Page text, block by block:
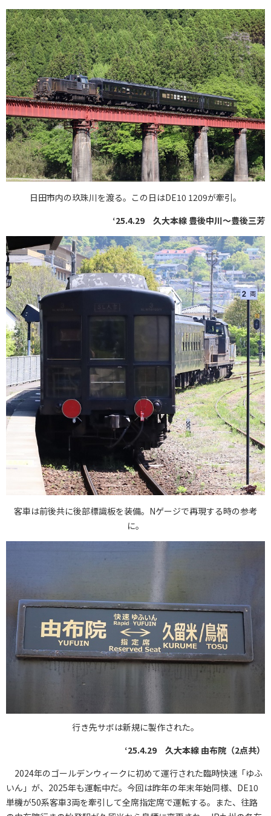
日田市内の玖珠川を渡る。この日はDE10 1209が牽引。
‘25.4.29 久大本線 豊後中川〜豊後三芳
客車は前後共に後部標識板を装備。Nゲージで再現する時の参考
に。
行き先サボは新規に製作された。
‘25.4.29 久大本線 由布院（2点共）
2024年のゴールデンウィークに初めて運行された臨時快速「ゆふ
いん」が、2025年も運転中だ。今回は昨年の年末年始同様、DE10
単機が50系客車3両を牽引して全席指定席で運転する。また、往路